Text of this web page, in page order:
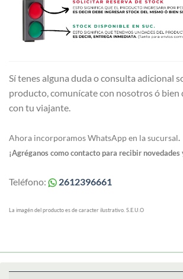
Sí tenes alguna duda o consulta adicional
producto, comunícate con nosotros ó bien
con tu viajante.
Ahora incorporamos WhatsApp en la sucursal.
¡Agréganos como contacto para recibir
Teléfono: 2612396661
La imagén del producto es de caracter ilustrativo. S.E.U.O